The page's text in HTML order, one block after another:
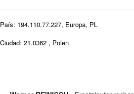
País: 194.110.77.227, Europa, PL
Ciudad: 21.0362 , Polen